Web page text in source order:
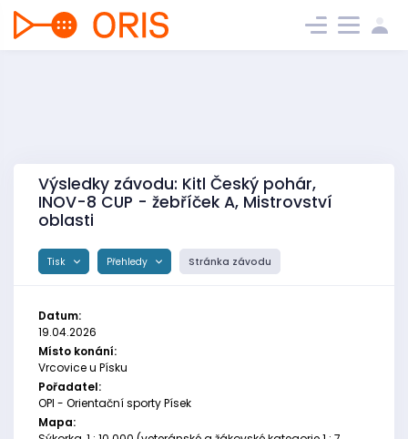
Výsledky závodu: Kitl Český pohár,
INOV-8 CUP - žebříček A, Mistrovství
oblasti
Tisk Přehledy Stránka závodu
Datum:
19.04.2026
Místo konání:
Vrcovice u Písku
Pořadatel:
OPI - Orientační sporty Písek
Mapa: